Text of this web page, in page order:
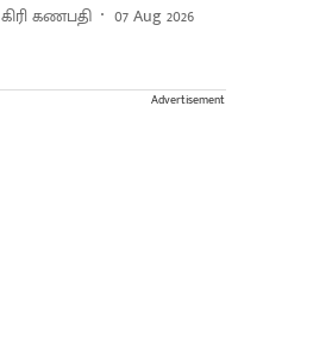
கிரி கணபதி 07 Aug 2026
Advertisement